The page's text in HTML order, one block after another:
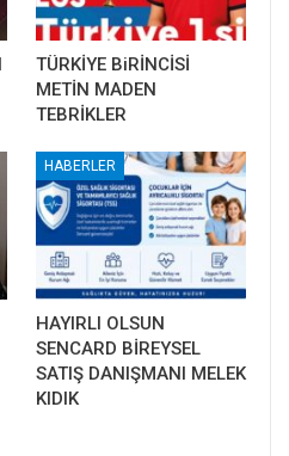
TÜRKİYE BiRİNCİSİ
METİN MADEN
TEBRİKLER
HABERLER
HAYIRLI OLSUN
SENCARD BİREYSEL
SATIŞ DANIŞMANI MELEK
KIDIK